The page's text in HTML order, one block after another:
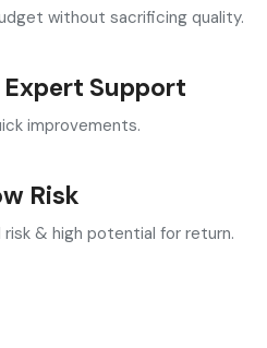
without sacrificing quality.
Support
improvements.
Risk
& high potential for return.